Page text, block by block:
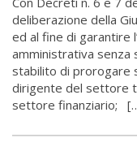
deliberazione della
ed al fine di garantire
amministrativa senza
stabilito di prorogare
dirigente del settore
settore finanziario;